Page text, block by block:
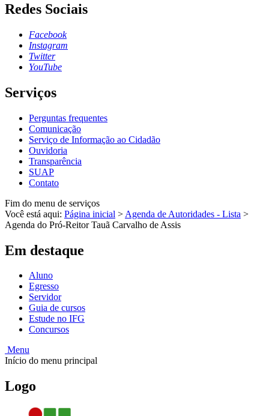
Redes Sociais
Facebook
Instagram
Twitter
YouTube
Serviços
Perguntas frequentes
Comunicação
Serviço de Informação ao Cidadão
Ouvidoria
Transparência
SUAP
Contato
Fim do menu de serviços
Você está aqui: Página inicial > Agenda de Autoridades - Lista >
Agenda do Pró-Reitor Tauã Carvalho de Assis
Em destaque
Aluno
Egresso
Servidor
Guia de cursos
Estude no IFG
Concursos
Menu
Início do menu principal
Logo